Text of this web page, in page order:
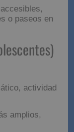
y seguir.
actividad